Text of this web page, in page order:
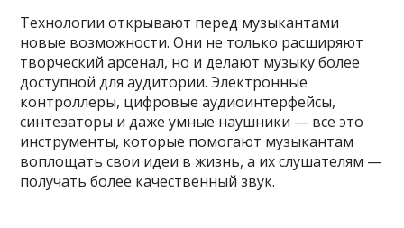
Технологии открывают перед музыкантами
новые возможности. Они не только расширяют
творческий арсенал, но и делают музыку более
доступной для аудитории. Электронные
контроллеры, цифровые аудиоинтерфейсы,
синтезаторы и даже умные наушники — все это
инструменты, которые помогают музыкантам
воплощать свои идеи в жизнь, а их слушателям —
получать более качественный звук.